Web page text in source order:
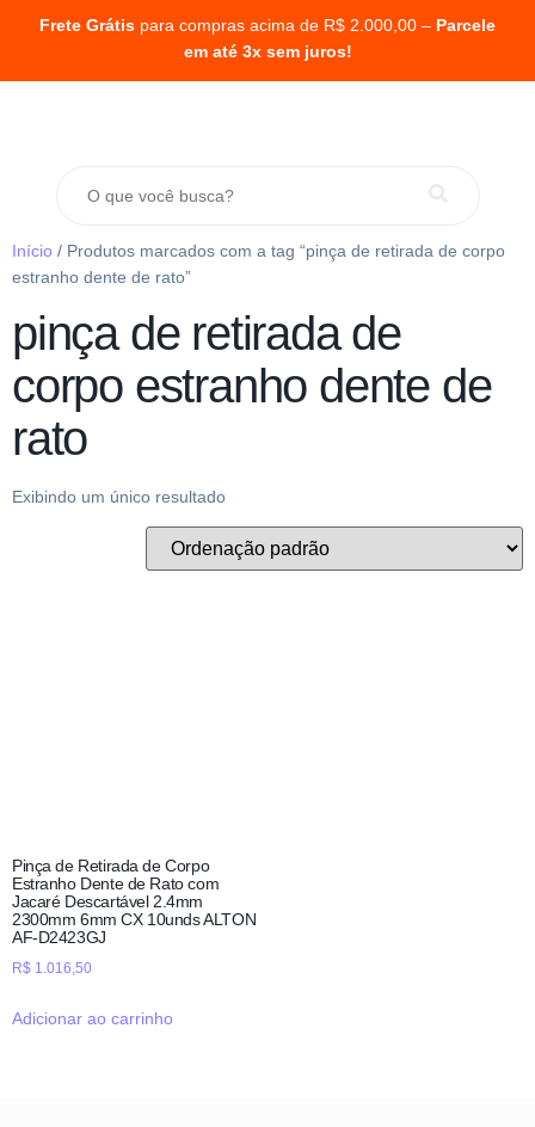
Frete Grátis para compras acima de R$ 2.000,00 – Parcele
em até 3x sem juros!
Início / Produtos marcados com a tag “pinça de retirada de corpo
estranho dente de rato”
pinça de retirada de
corpo estranho dente de
rato
Exibindo um único resultado
Pinça de Retirada de Corpo
Estranho Dente de Rato com
Jacaré Descartável 2.4mm
2300mm 6mm CX 10unds ALTON
AF-D2423GJ
R$ 1.016,50
Adicionar ao carrinho